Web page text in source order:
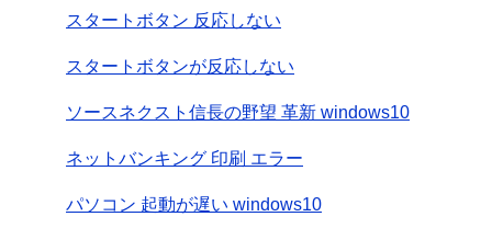
スタートボタン 反応しない
スタートボタンが反応しない
ソースネクスト信長の野望 革新 windows10
ネットバンキング 印刷 エラー
パソコン 起動が遅い windows10